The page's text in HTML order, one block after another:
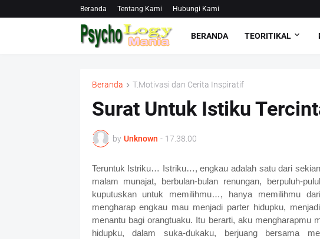
Beranda Tentang Kami Hubungi Kami
BERANDA TEORITIKAL
Beranda T.Motivasi dan Cerita Inspiratif
Surat Untuk Istiku
by Unknown - 17.38.00
Teruntuk Istriku… Istriku…, engkau adalah satu dari
malam munajat, berbulan-bulan renungan, berpuluh-
kuputuskan untuk memilihmu…, hanya memilihmu
mengharap engkau mau menjadi parter hidupku,
menantu bagi orangtuaku. Itu berarti, aku mengharapmu
hidupku, dalam suka-dukaku, berjuang bersama